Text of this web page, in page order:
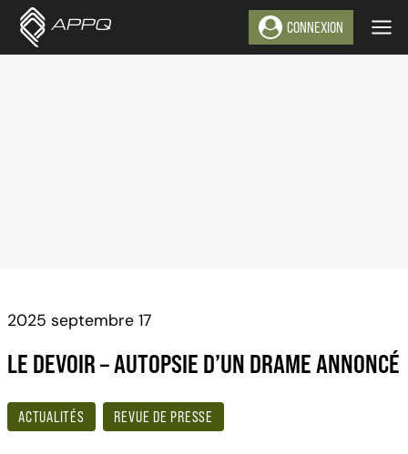
Aller
CONNEXION
ACTUALITÉS REVUE DE PRESSE
LE DEVOIR – AUTOPSIE D’UN DRAME ANNONCÉ
2025 septembre 17